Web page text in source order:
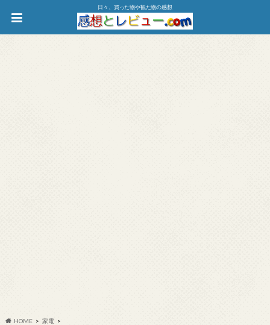
日々、買った物や観た物の感想
HOME
家電